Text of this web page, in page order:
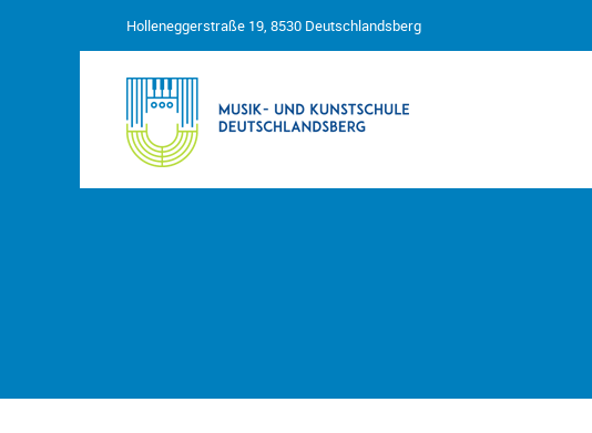
Holleneggerstraße 19, 8530 Deutschlandsberg